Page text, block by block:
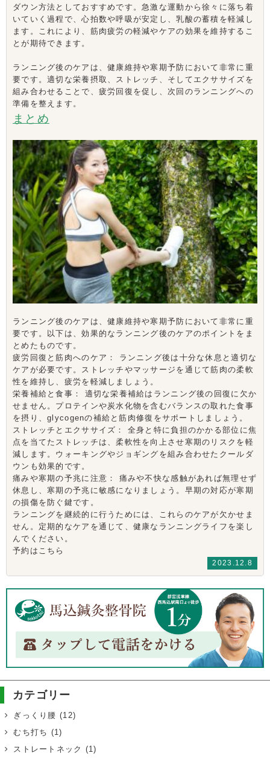
ダウン方法としておすすめです。急激な運動から徐々に落ち着
いていく過程で、心拍数や呼吸が安定し、乳酸の蓄積を軽減し
ます。これにより、筋肉疲労の軽減やケアの効果を維持するこ
とが期待できます。
ランニング後のケアは、健康維持や寒期予防において非常に重
要です。適切な栄養摂取、ストレッチ、そしてエクササイズを
組み合わせることで、疲労回復を促し、次回のランニングへの
準備を整えます。
まとめ
ランニング後のケアは、健康維持や寒期予防において非常に重
要です。以下は、効果的なランニング後のケアのポイントをま
とめたものです。
疲労回復と筋肉へのケア： ランニング後は十分な休息と適切な
ケアが必要です。ストレッチやマッサージを通じて筋肉の柔軟
性を維持し、疲労を軽減しましょう。
栄養補給と食事： 適切な栄養補給はランニング後の回復に欠か
せません。プロテインや炭水化物を含むバランスの取れた食事
を摂り、glycogenの補給と筋肉修復をサポートしましょう。
ストレッチとエクササイズ： 全身と特に負担のかかる部位に焦
点を当てたストレッチは、柔軟性を向上させ寒期のリスクを軽
減します。ウォーキングやジョギングを組み合わせたクールダ
ウンも効果的です。
痛みや寒期の予兆に注意： 痛みや不快な感触があれば無理せず
休息し、寒期の予兆に敏感になりましょう。早期の対応が寒期
の損傷を防ぐ鍵です。
ランニングを継続的に行うためには、これらのケアが欠かせま
せん。定期的なケアを通じて、健康なランニングライフを楽し
んでください。
予約はこちら
2023.12.8
カテゴリー
ぎっくり腰 (12)
むち打ち (1)
ストレートネック (1)